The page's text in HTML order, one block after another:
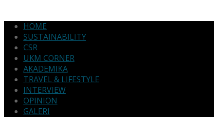
HOME
SUSTAINABILITY
CSR
UKM CORNER
AKADEMIKA
TRAVEL & LIFESTYLE
INTERVIEW
OPINION
GALERI